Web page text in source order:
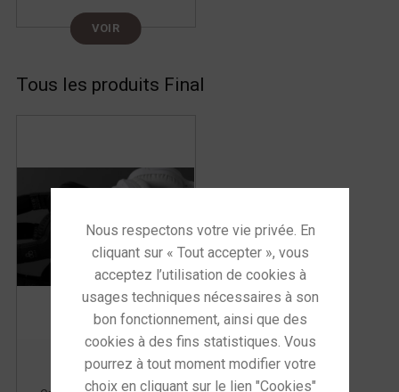
VOIR
Tous les produits Final
Final UX3000